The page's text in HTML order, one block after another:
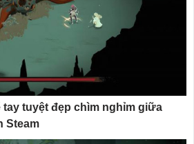
tay tuyệt đẹp chìm nghỉm giữa
Steam